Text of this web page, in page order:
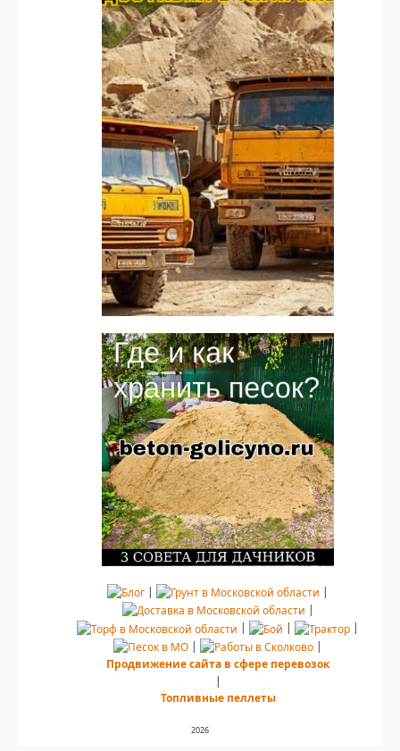
|
|
|
|
|
|
|
|
Продвижение сайта в сфере перевозок
|
Топливные пеллеты
2026